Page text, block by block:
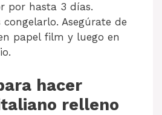
por hasta 3 días.
congelarlo. Asegúrate de
papel film y luego en
hacer
relleno